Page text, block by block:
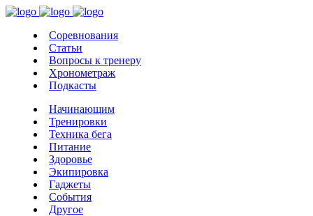
Соревнования
Статьи
Вопросы к тренеру
Хронометраж
Подкасты
Начинающим
Тренировки
Техника бега
Питание
Здоровье
Экипировка
Гаджеты
События
Другое